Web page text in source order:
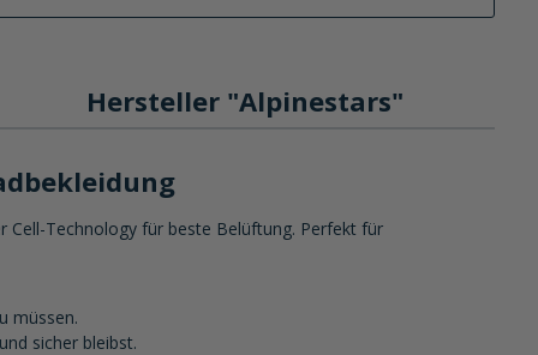
Hersteller "Alpinestars"
Cell-Technology für beste Belüftung. Perfekt für
müssen.
sicher bleibst.